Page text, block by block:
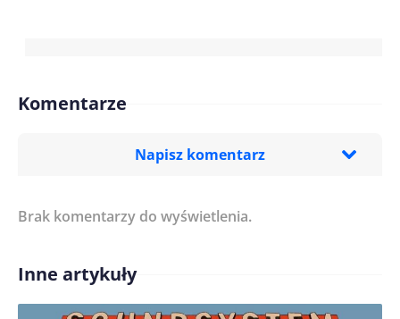
Komentarze
Napisz komentarz
Treść komentarza*
Imię/ Nick*
Brak komentarzy do wyświetlenia.
Inne artykuły